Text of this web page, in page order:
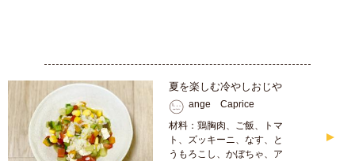
夏を楽しむ冷やしおじや
ange Caprice
材料：鶏胸肉、ご飯、トマ
ト、ズッキーニ、なす、と
うもろこし、かぼちゃ、ア